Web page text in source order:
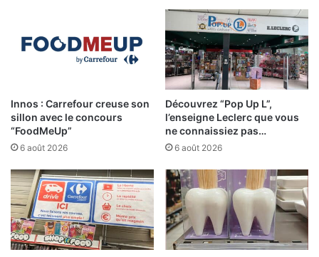
Innos : Carrefour creuse son
sillon avec le concours
“FoodMeUp”
6 août 2026
Découvrez “Pop Up L”,
l’enseigne Leclerc que vous
ne connaissiez pas…
6 août 2026